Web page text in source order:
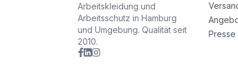
Arbeitskleidung und
Arbeitsschutz in Hamburg
und Umgebung. Qualität seit
2010.
Presse